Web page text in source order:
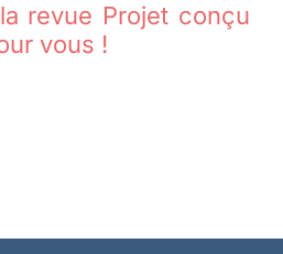
revue Projet conçu
vous !